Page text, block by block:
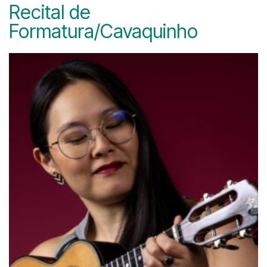
Recital de
Formatura/Cavaquinho